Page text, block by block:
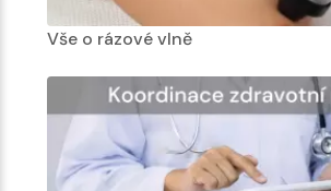
Vše o rázové vlně